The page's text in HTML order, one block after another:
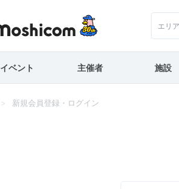
エリ
イベント 主催者 施設
新規会員登録・ログイン